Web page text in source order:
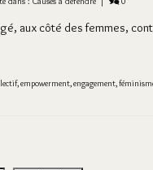
aux côté des femmes,
,empowerment,engagement,